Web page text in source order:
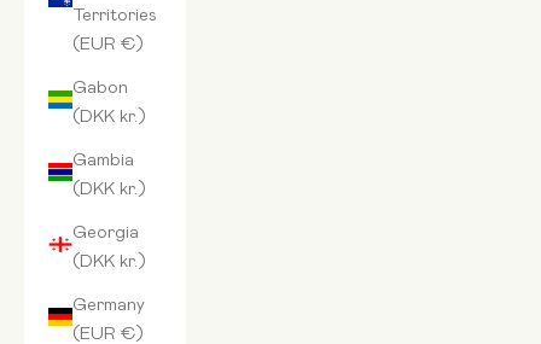
Territories
(EUR €)
Gabon
(DKK kr.)
Gambia
(DKK kr.)
Georgia
(DKK kr.)
Germany
(EUR €)